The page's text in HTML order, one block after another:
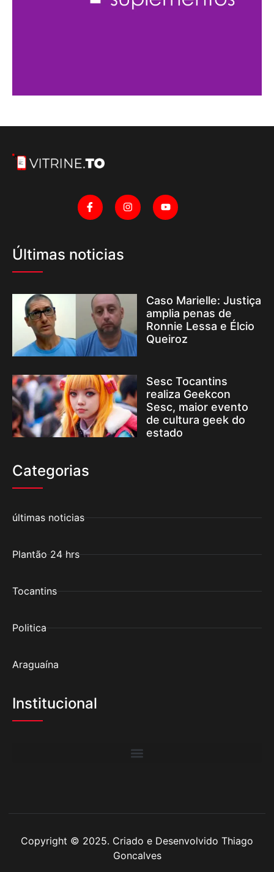
Últimas noticias
Caso Marielle: Justiça
amplia penas de
Ronnie Lessa e Élcio
Queiroz
Sesc Tocantins
realiza Geekcon
Sesc, maior evento
de cultura geek do
estado
Categorias
últimas noticias
Plantão 24 hrs
Tocantins
Politica
Araguaína
Institucional
Copyright © 2025. Criado e Desenvolvido Thiago
Goncalves